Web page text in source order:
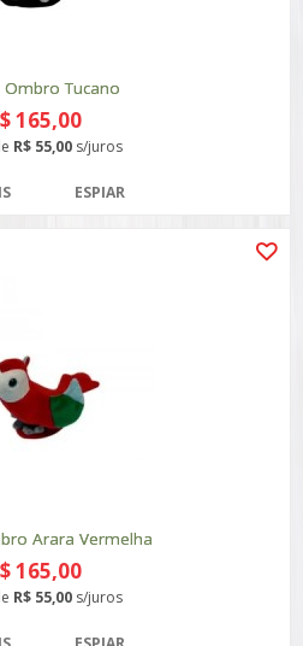
Ombro Tucano
165,00
R$ 55,00 s/juros
ESPIAR
Arara Vermelha
165,00
R$ 55,00 s/juros